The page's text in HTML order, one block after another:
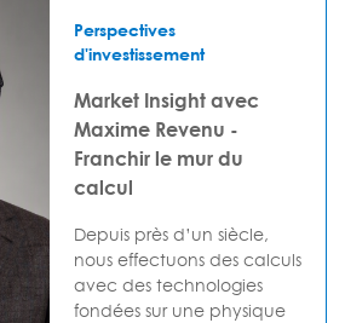
Perspectives
d'investissement
Market Insight avec
Maxime Revenu -
Franchir le mur du
calcul
Depuis près d’un siècle,
nous effectuons des calculs
avec des technologies
fondées sur une physique